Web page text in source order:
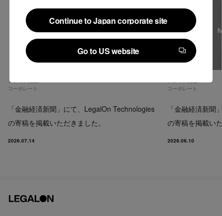
Continue to Japan corporate site
Continue to Japan corporate site
Go to US website
Go to US website
メディア掲載
コーポレート
「金融経済新聞」にて、LegalOn Technologies
の寄稿を掲載いただきました。
2026.07.14
コーポレート
「金融経済新聞
の寄稿を掲載い
2026.06.10